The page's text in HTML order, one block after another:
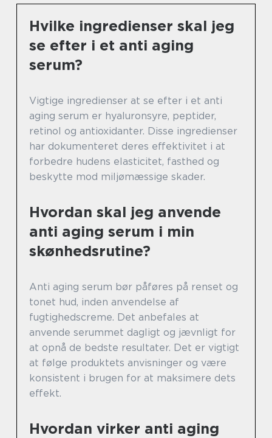
Hvilke ingredienser skal jeg
se efter i et anti aging
serum?
Vigtige ingredienser at se efter i et anti
aging serum er hyaluronsyre, peptider,
retinol og antioxidanter. Disse ingredienser
har dokumenteret deres effektivitet i at
forbedre hudens elasticitet, fasthed og
beskytte mod miljømæssige skader.
Hvordan skal jeg anvende
anti aging serum i min
skønhedsrutine?
Anti aging serum bør påføres på renset og
tonet hud, inden anvendelse af
fugtighedscreme. Det anbefales at
anvende serummet dagligt og jævnligt for
at opnå de bedste resultater. Det er vigtigt
at følge produktets anvisninger og være
konsistent i brugen for at maksimere dets
effekt.
Hvordan virker anti aging